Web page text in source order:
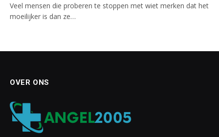
Veel mensen die proberen te stoppen met wiet merken dat het
moeilijker is dan ze…
OVER ONS